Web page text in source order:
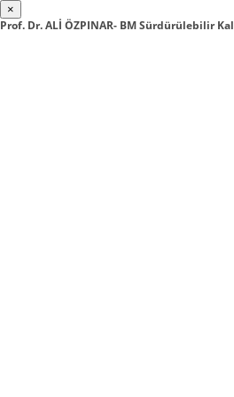
×
Prof. Dr. ALİ ÖZPINAR- BM Sürdürülebilir